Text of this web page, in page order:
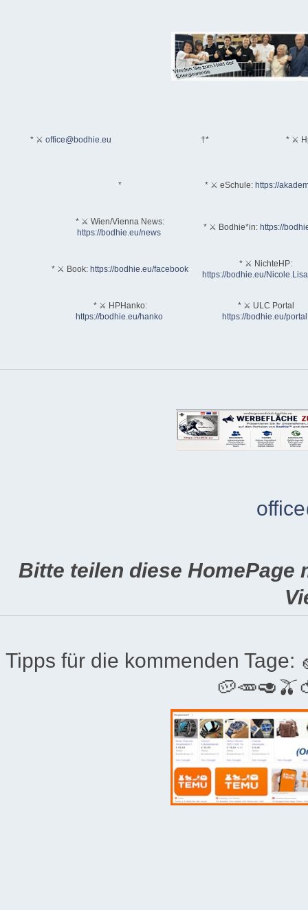
* ⚔ office@bodhie.eu †* * ⚔
* * ⚔ eSchule: https://
* ⚔ Wien/Vienna News:
https://bodhie.eu/news
* ⚔ Bodhie*in: https://
* ⚔ Book: https://bodhie.eu/facebook
* ⚔ NichteHP:
https://bodhie.eu/
* ⚔ HPHanko:
https://bodhie.eu/hanko
* ⚔ ULC Portal
https://bodhie.eu/portal
Bitte teilen diese HomePage
Tipps für die kommenden